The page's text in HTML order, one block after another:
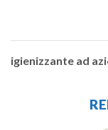
igienizzante ad